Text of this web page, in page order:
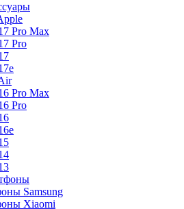
Pro Max
Pro
Pro Max
Pro
Samsung
Xiaomi